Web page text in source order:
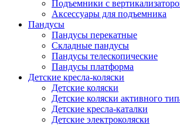
Подъемники с
Аксессуары для подъемника
Пандусы
Пандусы перекатные
Складные пандусы
Пандусы телескопические
Пандусы платформа
Детские кресла-коляски
Детские коляски
Детские коляски активного
Детские кресла-каталки
Детские электроколяски